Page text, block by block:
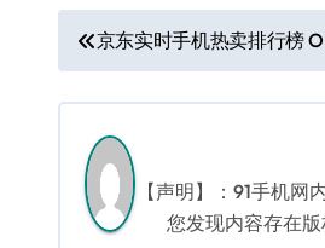
文
章
航
京东实时手机热卖排行榜
【声明】：91手机
您发现内容存在